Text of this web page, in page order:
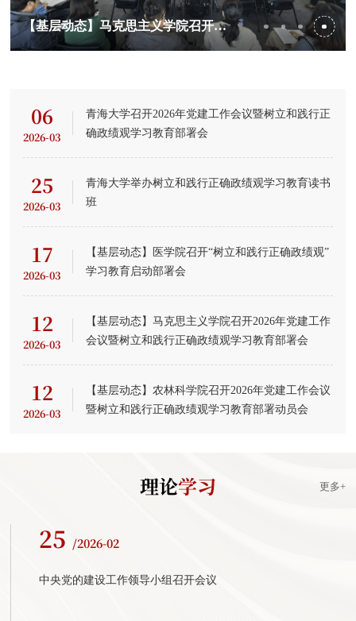
【基层动态】马克思主义学院召开2026年党建工作会议暨树立和践行正确政绩观学习教育部署会
06
2026-03
青海大学召开2026年党建工作会议暨树立和践行正
确政绩观学习教育部署会
25
2026-03
青海大学举办树立和践行正确政绩观学习教育读书
班
17
2026-03
【基层动态】医学院召开“树立和践行正确政绩观”
学习教育启动部署会
12
2026-03
【基层动态】马克思主义学院召开2026年党建工作
会议暨树立和践行正确政绩观学习教育部署会
12
2026-03
【基层动态】农林科学院召开2026年党建工作会议
暨树立和践行正确政绩观学习教育部署动员会
理论学习 更多+
25 /2026-02
中央党的建设工作领导小组召开会议